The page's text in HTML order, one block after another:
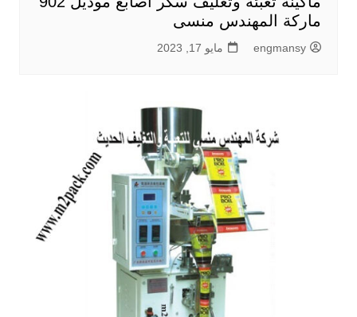
ماركة المهندس منسى
engmansy مايو 17, 2023